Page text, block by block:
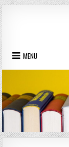
Skip to content
MENU